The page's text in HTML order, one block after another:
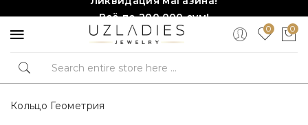
Всё по 200,000 сум!
Торопитесь, количество ограничено!❤️!0 0
Кольцо Геометрия